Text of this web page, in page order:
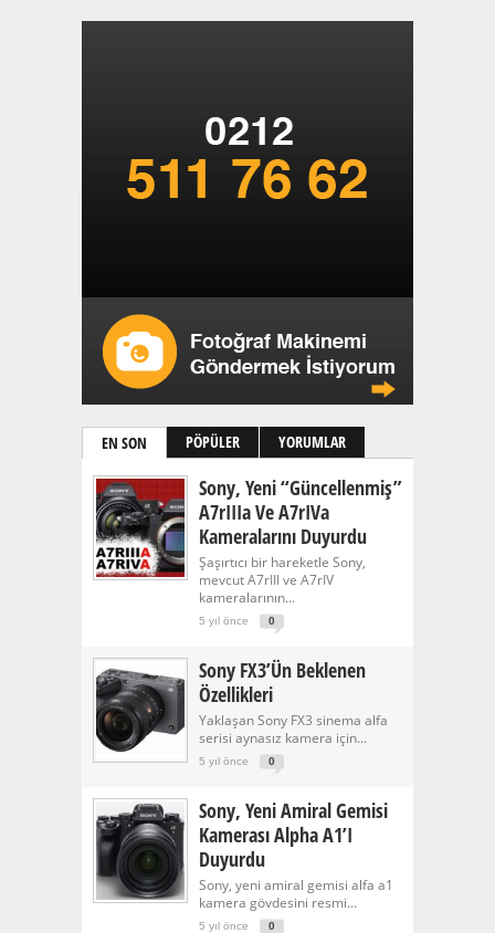
EN SON PÖPÜLER YORUMLAR
Sony, Yeni “güncellenmiş”
A7rIIIa Ve A7rIVa
Kameralarını Duyurdu
Şaşırtıcı bir hareketle Sony,
mevcut A7rIII ve A7rIV
kameralarının...
5 yıl önce 0
Sony FX3’ün Beklenen
Özellikleri
Yaklaşan Sony FX3 sinema alfa
serisi aynasız kamera için...
5 yıl önce 0
Sony, Yeni Amiral Gemisi
Kamerası Alpha A1’i
Duyurdu
Sony, yeni amiral gemisi alfa a1
kamera gövdesini resmi...
5 yıl önce 0